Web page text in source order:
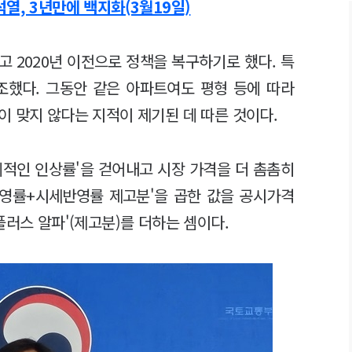
, 3년만에 백지화(3월19일)
2020년 이전으로 정책을 복구하기로 했다. 특
다. 그동안 같은 아파트여도 평형 등에 따라
맞지 않다는 지적이 제기된 데 따른 것이다.
인 인상률'을 걷어내고 시장 가격을 더 촘촘히
률+시세반영률 제고분'을 곱한 값을 공시가격
스 알파'(제고분)를 더하는 셈이다.